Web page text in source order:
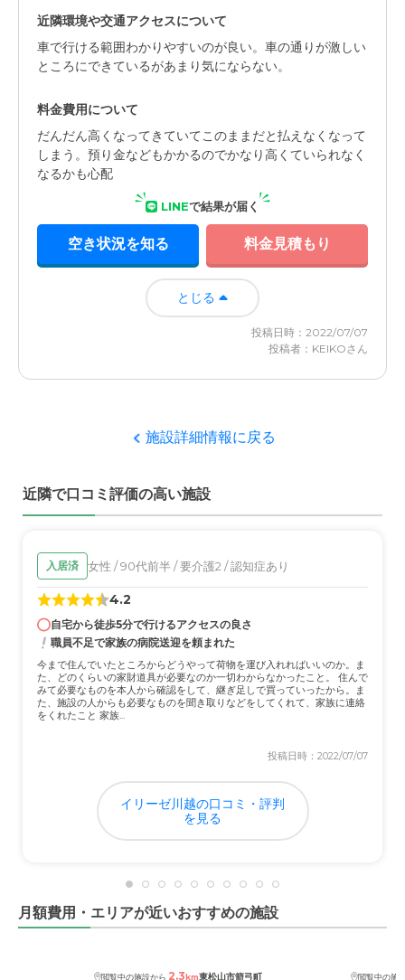
近隣環境や交通アクセスについて
車で行ける範囲わかりやすいのが良い。車の通りが激しい
ところにできているがあまり気にならない。
料金費用について
だんだん高くなってきていてこのままだと払えなくなって
しまう。預り金などもかかるのでかなり高くていられなく
なるかも心配
LINEで結果が届く
空き状況を知る 料金見積もり
とじる
投稿日時：2022/07/07
投稿者：KEIKOさん
施設詳細情報に戻る
近隣で口コミ評価の高い施設
入居済 女性 / 90代前半 / 要介護2 / 認知症あり
4.2
自宅から徒歩5分で行けるアクセスの良さ
職員不足で家族の病院送迎を頼まれた
今まで住んでいたところからどうやって荷物を運び入れればいいのか。ま
た、どのくらいの家財道具が必要なのか一切わからなかったこと。 住んで
みて必要なものを本人から確認をして、継ぎ足しで買っていったから。ま
た、施設の人からも必要なものを聞き取りなどをしてくれて、家族に連絡
をくれたこと 家族...
投稿日時：2022/07/07
イリーゼ川越の口コミ・評判
を見る
月額費用・エリアが近いおすすめの施設
閲覧中の施設から 2.3km東松山市箭弓町 閲覧中の施